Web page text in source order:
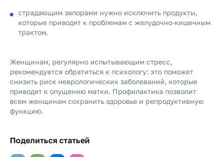
страдающим запорами нужно исключить продукты,
которые приводят к проблемам с желудочно-кишечным
трактом.
Женщинам, регулярно испытывающим стресс,
рекомендуется обратиться к психологу: это поможет
снизить риск неврологических заболеваний, которые
приводят к опущению матки. Профилактика позволит
всем женщинам сохранить здоровье и репродуктивную
функцию.
Поделиться статьей